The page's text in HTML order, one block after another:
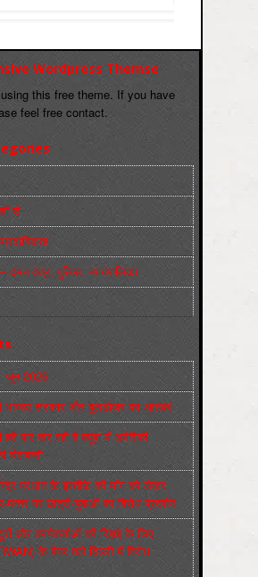
Wordpress Themse
this free theme. If you have
feel free contact.
से
दमन तंत्र, पुलिस, न्‍यायपालिका
जून 2026
भाजपा सरकार और बुलडोज़र का आतंक!
हदें पार कर रही है क्यूबा में अमेरिकी
घेराबन्दी
प्रधान के इस्तीफ़े की माँग को लेकर
पर छात्रों-युवाओं का विरोध प्रदर्शन
और कार्यकर्ताओं की रिहाई के लिए
के बैनर तले दिल्ली में विरोध